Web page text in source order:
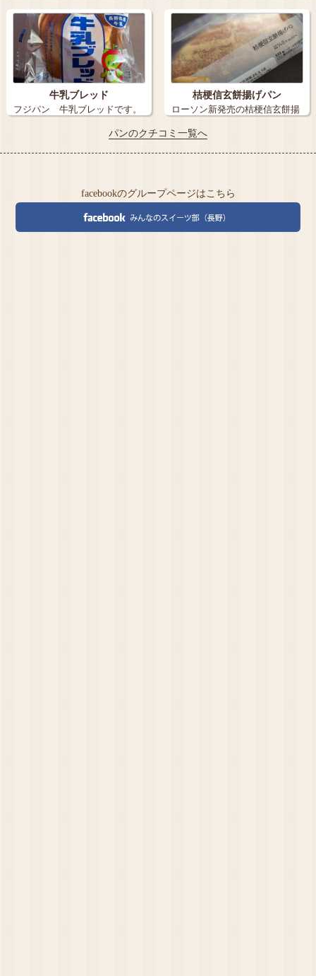
堂のパンを発…
国うまい…
牛乳ブレッド
フジパン 牛乳ブレッドです。
桔梗信玄餅揚げパン
ローソン新発売の桔梗信玄餅揚
げパン 求…
パンのクチコミ一覧へ
facebookのグループページはこちら